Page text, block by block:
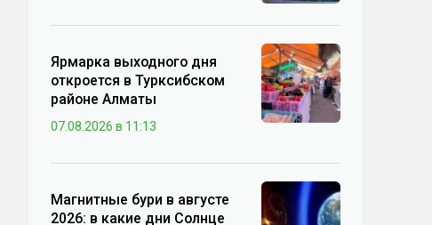
Ярмарка выходного дня
откроется в Турксибском
районе Алматы
07.08.2026 в 11:13
Магнитные бури в августе
2026: в какие дни Солнце